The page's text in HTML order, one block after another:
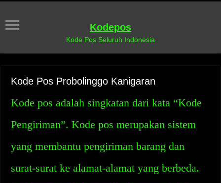
Kodepos
Kode Pos Seluruh Indonesia
Kode Pos Probolinggo Kanigaran
Kode pos adalah singkatan dari kata “Kode
Pengiriman”. Kode pos merupakan sistem
yang membantu pengiriman barang dan
surat-surat ke alamat-alamat yang berbeda.